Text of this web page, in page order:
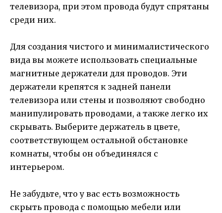
телевизора, при этом провода будут спрятаны
среди них.
Для создания чистого и минималистического
вида вы можете использовать специальные
магнитные держатели для проводов. Эти
держатели крепятся к задней панели
телевизора или стены и позволяют свободно
манипулировать проводами, а также легко их
скрывать. Выберите держатель в цвете,
соответствующем остальной обстановке
комнаты, чтобы он объединялся с
интерьером.
Не забудьте, что у вас есть возможность
скрыть провода с помощью мебели или